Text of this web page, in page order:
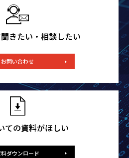
きたい・相談したい
お問い合わせ
ての資料がほしい
ダウンロード